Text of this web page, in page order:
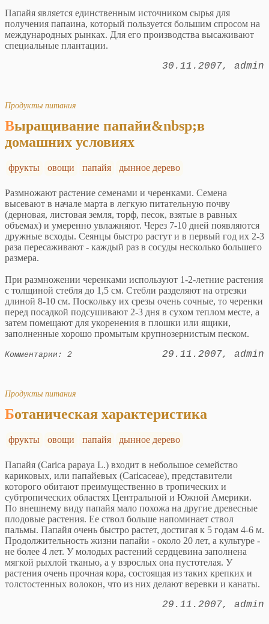
Папайя является единственным источником сырья для
получения папаина, который пользуется большим спросом на
международных рынках. Для его производства высаживают
специальные плантации.
30.11.2007 admin
Продукты питания
Выращивание папайи&nbsp;в
домашних условиях
фрукты овощи папайя дынное дерево
Размножают растение семенами и черенками. Семена
высевают в начале марта в легкую питательную почву
(дерновая, листовая земля, торф, песок, взятые в равных
объемах) и умеренно увлажняют. Через 7-10 дней появляются
дружные всходы. Сеянцы быстро растут и в первый год их 2-3
раза пересаживают - каждый раз в сосуды несколько большего
размера.
При размножении черенками используют 1-2-летние растения
с толщиной стебля до 1,5 см. Стебли разделяют на отрезки
длиной 8-10 см. Поскольку их срезы очень сочные, то черенки
перед посадкой подсушивают 2-3 дня в сухом теплом месте, а
затем помещают для укоренения в плошки или ящики,
заполненные хорошо промытым крупнозернистым песком.
Комментарии: 2 29.11.2007 admin
Продукты питания
Ботаническая характеристика
фрукты овощи папайя дынное дерево
Папайя (Carica papaya L.) входит в небольшое семейство
кариковых, или папайевых (Caricaceae), представители
которого обитают преимущественно в тропических и
субтропических областях Центральной и Южной Америки.
По внешнему виду папайя мало похожа на другие древесные
плодовые растения. Ее ствол больше напоминает ствол
пальмы. Папайя очень быстро растет, достигая к 5 годам 4-6 м.
Продолжительность жизни папайи - около 20 лет, а культуре -
не более 4 лет. У молодых растений сердцевина заполнена
мягкой рыхлой тканью, а у взрослых она пустотелая. У
растения очень прочная кора, состоящая из таких крепких и
толстостенных волокон, что из них делают веревки и канаты.
29.11.2007 admin